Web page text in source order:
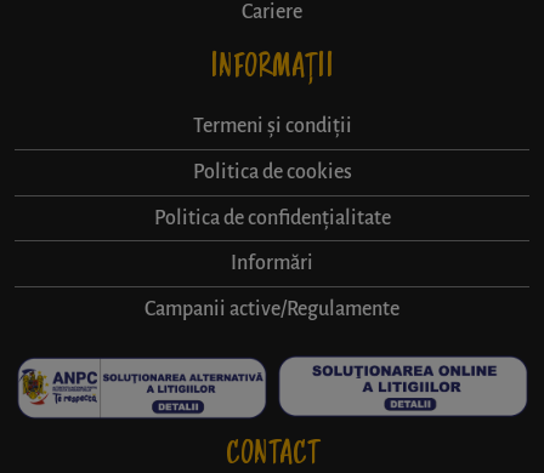
Cariere
INFORMAȚII
Termeni și condiții
Politica de cookies
Politica de confidențialitate
Informări
Campanii active/Regulamente
CONTACT